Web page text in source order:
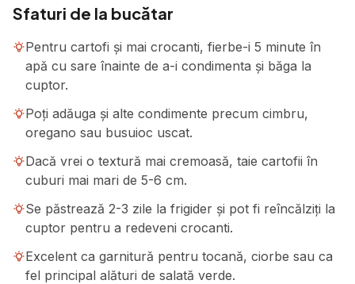
Sfaturi de la bucătar
Pentru cartofi și mai crocanti, fierbe-i 5 minute în
apă cu sare înainte de a-i condimenta și băga la
cuptor.
Poți adăuga și alte condimente precum cimbru,
oregano sau busuioc uscat.
Dacă vrei o textură mai cremoasă, taie cartofii în
cuburi mai mari de 5-6 cm.
Se păstrează 2-3 zile la frigider și pot fi reîncălziți la
cuptor pentru a redeveni crocanti.
Excelent ca garnitură pentru tocană, ciorbe sau ca
fel principal alături de salată verde.